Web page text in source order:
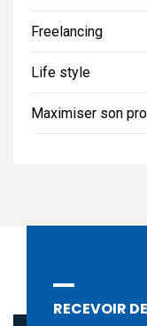
Freelancing
Life style
Maximiser son
RECEVOIR